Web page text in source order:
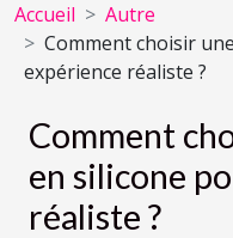
Accueil
Autre
Comment choisir
expérience réaliste ?
Comment
en silicone
réaliste ?